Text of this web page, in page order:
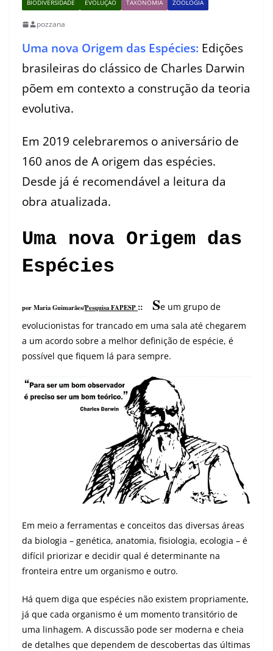
BIODIVERSIDADE EVOLUÇÃO TAXONOMIA ZOOLOGIA
pozzana
Uma nova Origem das Espécies: Edições
brasileiras do clássico de Charles Darwin
põem em contexto a construção da teoria
evolutiva.
Em 2019 celebraremos o aniversário de
160 anos de A origem das espécies.
Desde já é recomendável a leitura da
obra atualizada.
Uma nova Origem das
Espécies
por Maria Guimarães/Pesquisa FAPESP :: Se um grupo de
evolucionistas for trancado em uma sala até chegarem
a um acordo sobre a melhor definição de espécie, é
possível que fiquem lá para sempre.
Em meio a ferramentas e conceitos das diversas áreas
da biologia – genética, anatomia, fisiologia, ecologia – é
difícil priorizar e decidir qual é determinante na
fronteira entre um organismo e outro.
Há quem diga que espécies não existem propriamente,
já que cada organismo é um momento transitório de
uma linhagem. A discussão pode ser moderna e cheia
de detalhes que dependem de descobertas das últimas